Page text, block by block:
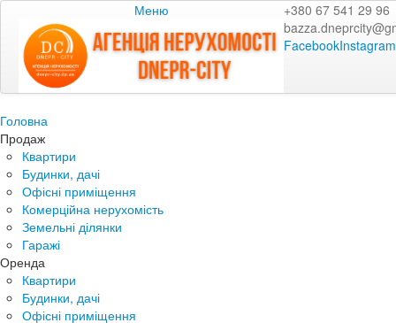
Меню
+380 67 541 29 96
FacebookInstagram
Головна
Продаж
Квартири
Будинки, дачі
Офісні приміщення
Комерційна нерухомість
Земельні ділянки
Гаражі
Оренда
Квартири
Будинки, дачі
Офісні приміщення